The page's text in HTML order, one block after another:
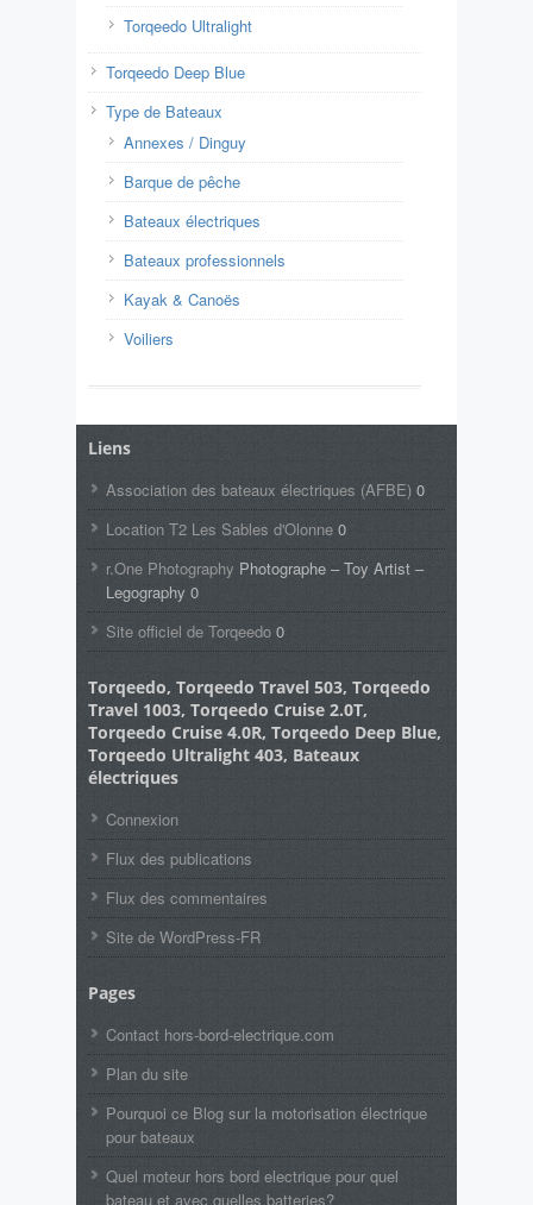
Torqeedo Ultralight
Torqeedo Deep Blue
Type de Bateaux
Annexes / Dinguy
Barque de pêche
Bateaux électriques
Bateaux professionnels
Kayak & Canoës
Voiliers
Liens
Association des bateaux électriques (AFBE) 0
Location T2 Les Sables d'Olonne 0
r.One Photography Photographe – Toy Artist –
Legography 0
Site officiel de Torqeedo 0
Torqeedo, Torqeedo Travel 503, Torqeedo
Travel 1003, Torqeedo Cruise 2.0T,
Torqeedo Cruise 4.0R, Torqeedo Deep Blue,
Torqeedo Ultralight 403, Bateaux
électriques
Connexion
Flux des publications
Flux des commentaires
Site de WordPress-FR
Pages
Contact hors-bord-electrique.com
Plan du site
Pourquoi ce Blog sur la motorisation électrique
pour bateaux
Quel moteur hors bord electrique pour quel
bateau et avec quelles batteries?